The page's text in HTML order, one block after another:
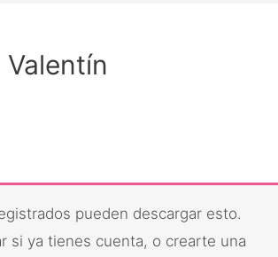
pueden descargar esto.
si ya tienes cuenta, o crearte una